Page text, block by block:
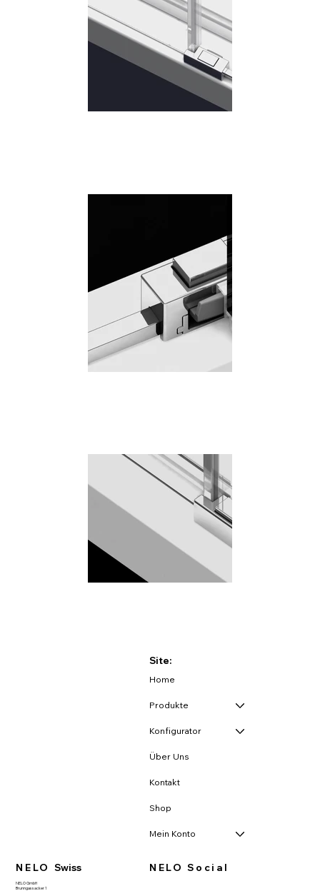
Site:
Home
Produkte
Konfigurator
Über Uns
Kontakt
Shop
Mein Konto
NELO Swiss
NELO GmbH
Brunngassacker 1
NELO Social